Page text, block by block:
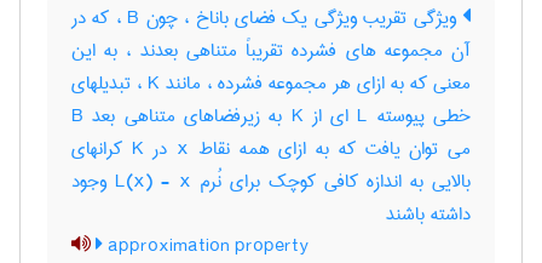
ویژگی تقریب ویژگی یک فضای باناخ ، چون B ، که در
آن مجموعه های فشرده تقریباً متناهی بعدند ، به این
معنی که به ازای هر مجموعه فشرده ، مانند K ، تبدیلهای
خطی پیوسته L ای از K به زیرفضاهای متناهی بعد B
می توان یافت که به ازای همه نقاط x در K کرانهای
بالایی به اندازه کافی کوچک برای نُرم L(x) - x وجود
داشته باشند
approximation property